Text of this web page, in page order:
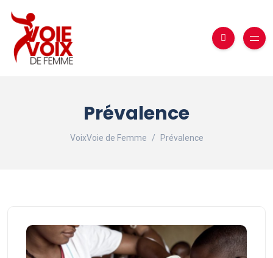
Prévalence
VoixVoie de Femme Prévalence